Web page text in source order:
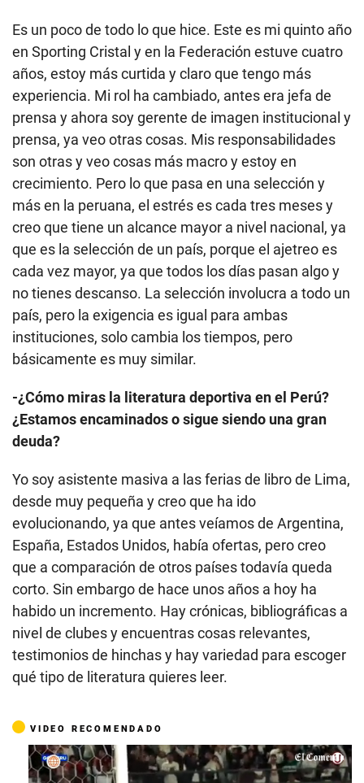
Es un poco de todo lo que hice. Este es mi quinto año
en Sporting Cristal y en la Federación estuve cuatro
años, estoy más curtida y claro que tengo más
experiencia. Mi rol ha cambiado, antes era jefa de
prensa y ahora soy gerente de imagen institucional y
prensa, ya veo otras cosas. Mis responsabilidades
son otras y veo cosas más macro y estoy en
crecimiento. Pero lo que pasa en una selección y
más en la peruana, el estrés es cada tres meses y
creo que tiene un alcance mayor a nivel nacional, ya
que es la selección de un país, porque el ajetreo es
cada vez mayor, ya que todos los días pasan algo y
no tienes descanso. La selección involucra a todo un
país, pero la exigencia es igual para ambas
instituciones, solo cambia los tiempos, pero
básicamente es muy similar.
-¿Cómo miras la literatura deportiva en el Perú?
¿Estamos encaminados o sigue siendo una gran
deuda?
Yo soy asistente masiva a las ferias de libro de Lima,
desde muy pequeña y creo que ha ido
evolucionando, ya que antes veíamos de Argentina,
España, Estados Unidos, había ofertas, pero creo
que a comparación de otros países todavía queda
corto. Sin embargo de hace unos años a hoy ha
habido un incremento. Hay crónicas, bibliográficas a
nivel de clubes y encuentras cosas relevantes,
testimonios de hinchas y hay variedad para escoger
qué tipo de literatura quieres leer.
VIDEO RECOMENDADO